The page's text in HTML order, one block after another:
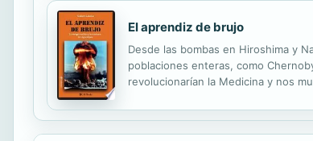
El aprendiz de brujo
Desde las bombas en Hiroshima y
poblaciones enteras, como
revolucionarían la Medicina y nos